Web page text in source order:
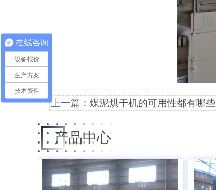
上一篇： 煤泥烘干机的可用性都有哪些
产品中心
在线咨询
设备报价
生产方案
技术资料